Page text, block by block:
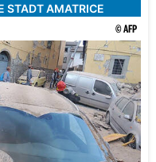
STADT AMATRICE
© AFP